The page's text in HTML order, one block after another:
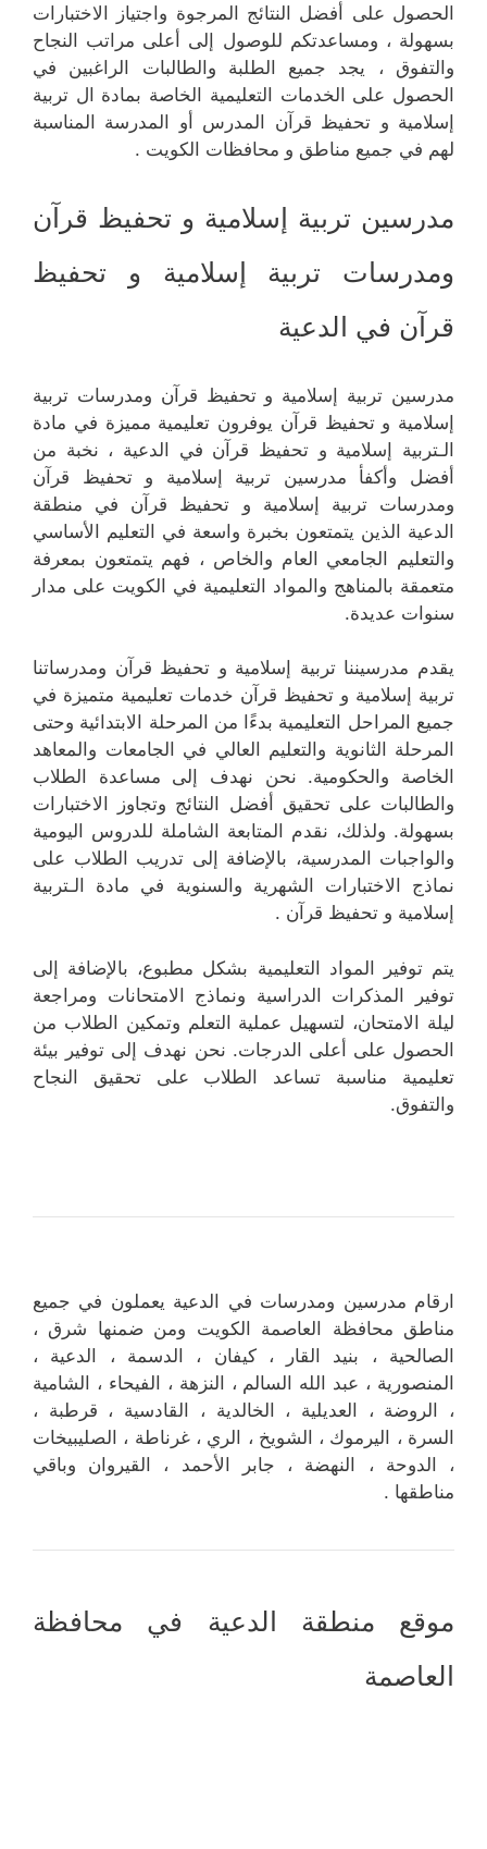
الحصول على أفضل النتائج المرجوة واجتياز الاختبارات
بسهولة ، ومساعدتكم للوصول إلى أعلى مراتب النجاح
والتفوق ، يجد جميع الطلبة والطالبات الراغبين في
الحصول على الخدمات التعليمية الخاصة بمادة ال تربية
إسلامية و تحفيظ قرآن المدرس أو المدرسة المناسبة
لهم في جميع مناطق و محافظات الكويت .
مدرسين تربية إسلامية و تحفيظ قرآن
ومدرسات تربية إسلامية و تحفيظ
قرآن في الدعية
مدرسين تربية إسلامية و تحفيظ قرآن ومدرسات تربية
إسلامية و تحفيظ قرآن يوفرون تعليمية مميزة في مادة
الـتربية إسلامية و تحفيظ قرآن في الدعية ، نخبة من
أفضل وأكفأ مدرسين تربية إسلامية و تحفيظ قرآن
ومدرسات تربية إسلامية و تحفيظ قرآن في منطقة
الدعية الذين يتمتعون بخبرة واسعة في التعليم الأساسي
والتعليم الجامعي العام والخاص ، فهم يتمتعون بمعرفة
متعمقة بالمناهج والمواد التعليمية في الكويت على مدار
سنوات عديدة.
يقدم مدرسيننا تربية إسلامية و تحفيظ قرآن ومدرساتنا
تربية إسلامية و تحفيظ قرآن خدمات تعليمية متميزة في
جميع المراحل التعليمية بدءًا من المرحلة الابتدائية وحتى
المرحلة الثانوية والتعليم العالي في الجامعات والمعاهد
الخاصة والحكومية. نحن نهدف إلى مساعدة الطلاب
والطالبات على تحقيق أفضل النتائج وتجاوز الاختبارات
بسهولة. ولذلك، نقدم المتابعة الشاملة للدروس اليومية
والواجبات المدرسية، بالإضافة إلى تدريب الطلاب على
نماذج الاختبارات الشهرية والسنوية في مادة الـتربية
إسلامية و تحفيظ قرآن .
يتم توفير المواد التعليمية بشكل مطبوع، بالإضافة إلى
توفير المذكرات الدراسية ونماذج الامتحانات ومراجعة
ليلة الامتحان، لتسهيل عملية التعلم وتمكين الطلاب من
الحصول على أعلى الدرجات. نحن نهدف إلى توفير بيئة
تعليمية مناسبة تساعد الطلاب على تحقيق النجاح
والتفوق.
ارقام مدرسين ومدرسات في الدعية يعملون في جميع
مناطق محافظة العاصمة الكويت ومن ضمنها شرق ،
الصالحية ، بنيد القار ، كيفان ، الدسمة ، الدعية ،
المنصورية ، عبد الله السالم ، النزهة ، الفيحاء ، الشامية
، الروضة ، العديلية ، الخالدية ، القادسية ، قرطبة ،
السرة ، اليرموك ، الشويخ ، الري ، غرناطة ، الصليبيخات
، الدوحة ، النهضة ، جابر الأحمد ، القيروان وباقي
مناطقها .
موقع منطقة الدعية في محافظة
العاصمة